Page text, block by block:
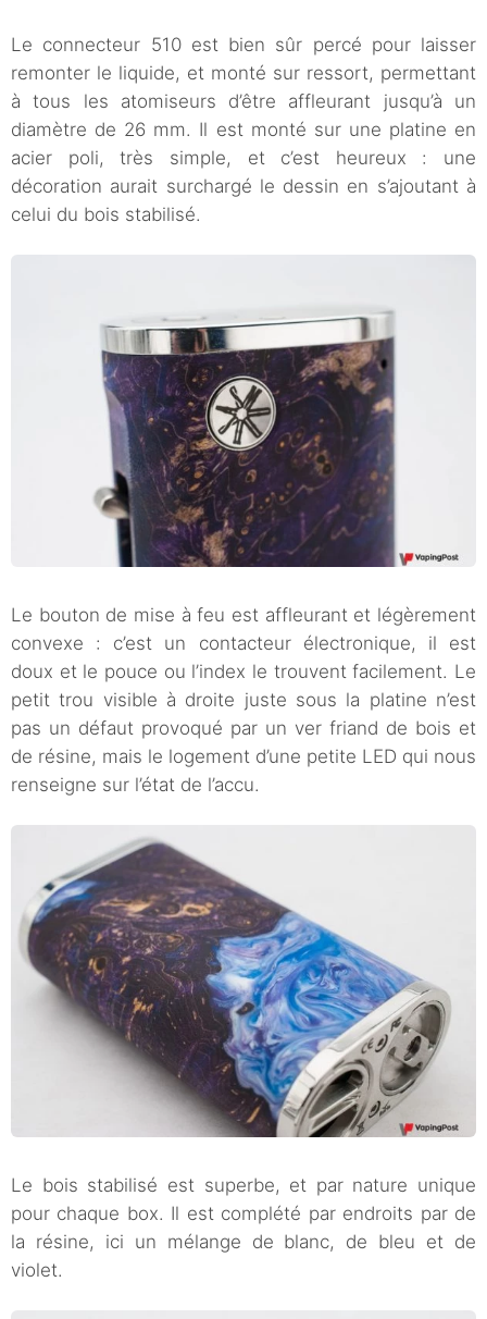
Le connecteur 510 est bien sûr percé pour laisser
remonter le liquide, et monté sur ressort, permettant
à tous les atomiseurs d’être affleurant jusqu’à un
diamètre de 26 mm. Il est monté sur une platine en
acier poli, très simple, et c’est heureux : une
décoration aurait surchargé le dessin en s’ajoutant à
celui du bois stabilisé.
Le bouton de mise à feu est affleurant et légèrement
convexe : c’est un contacteur électronique, il est
doux et le pouce ou l’index le trouvent facilement. Le
petit trou visible à droite juste sous la platine n’est
pas un défaut provoqué par un ver friand de bois et
de résine, mais le logement d’une petite LED qui nous
renseigne sur l’état de l’accu.
Le bois stabilisé est superbe, et par nature unique
pour chaque box. Il est complété par endroits par de
la résine, ici un mélange de blanc, de bleu et de
violet.